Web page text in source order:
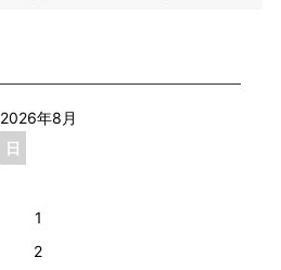
2026年8月
日
1
2